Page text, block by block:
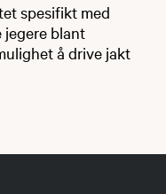
spesifikt med
jegere blant
å drive jakt